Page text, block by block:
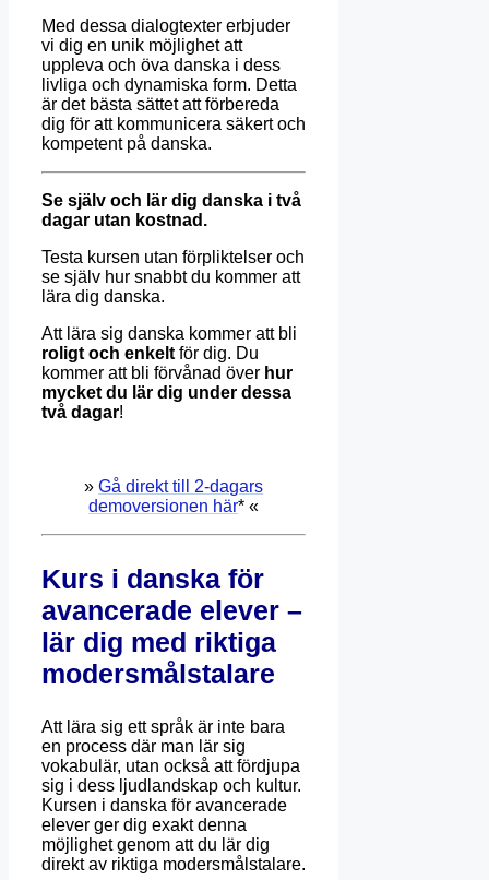
Med dessa dialogtexter erbjuder
vi dig en unik möjlighet att
uppleva och öva danska i dess
livliga och dynamiska form. Detta
är det bästa sättet att förbereda
dig för att kommunicera säkert och
kompetent på danska.
Se själv och lär dig danska i två
dagar utan kostnad.
Testa kursen utan förpliktelser och
se själv hur snabbt du kommer att
lära dig danska.
Att lära sig danska kommer att bli
roligt och enkeltför dig. Du
kommer att bli förvånad över hur
mycket du lär dig under dessa
två dagar!
»Gå direkt till 2-dagars
demoversionen här* «
Kurs i danska för
avancerade elever –
lär dig med riktiga
modersmålstalare
Att lära sig ett språk är inte bara
en process där man lär sig
vokabulär, utan också att fördjupa
sig i dess ljudlandskap och kultur.
Kursen i danska för avancerade
elever ger dig exakt denna
möjlighet genom att du lär dig
direkt av riktiga modersmålstalare.